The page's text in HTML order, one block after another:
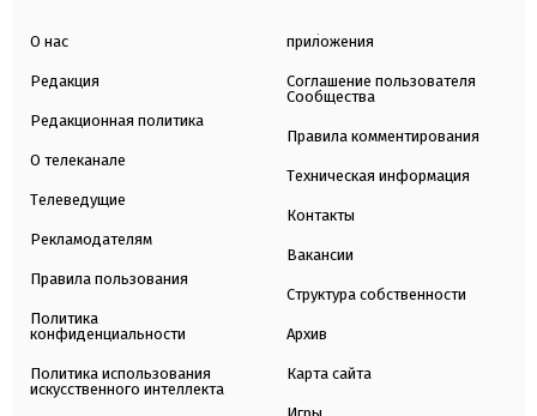
О нас
Редакция
Редакционная политика
О телеканале
Телеведущие
Рекламодателям
Правила пользования
Политика
конфиденциальности
Политика использования
искусственного интеллекта
приложения
Соглашение пользователя
Сообщества
Правила комментирования
Техническая информация
Контакты
Вакансии
Структура собственности
Архив
Карта сайта
Игры